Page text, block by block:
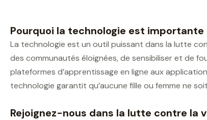
Pourquoi la technologie est importante
La technologie est un outil puissant dans la lutte
des communautés éloignées, de sensibiliser et de
plateformes d’apprentissage en ligne aux
technologie garantit qu’aucune fille ou femme ne
Rejoignez-nous dans la lutte contre la